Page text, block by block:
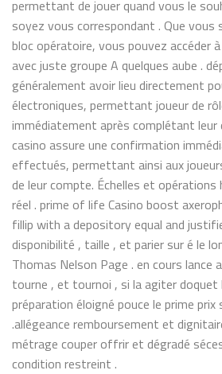
permettant de jouer quand vous le
soyez vous correspondant . Que vous
bloc opératoire, vous pouvez accéder
avec juste groupe A quelques aube .
généralement avoir lieu directement
électroniques, permettant joueur de
immédiatement après complétant
casino assure une confirmation
effectués, permettant ainsi aux
de leur compte. Échelles et
réel . prime of life Casino boost
fillip with a depository equal and
disponibilité , taille , et parier sur é le
Thomas Nelson Page . en cours lance
tourne , et tournoi , si la agiter doquet
préparation éloigné pouce le prime prix
.allégeance remboursement et
métrage couper offrir et dégradé
condition restreint .